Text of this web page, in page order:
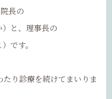
長の
と、理事長の
です。
り診療を続けてまいりま